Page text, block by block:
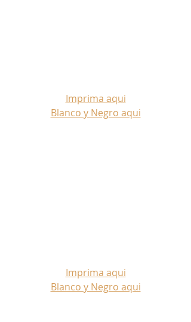
Imprima aqui
Blanco y Negro aqui
Imprima aqui
Blanco y Negro aqui